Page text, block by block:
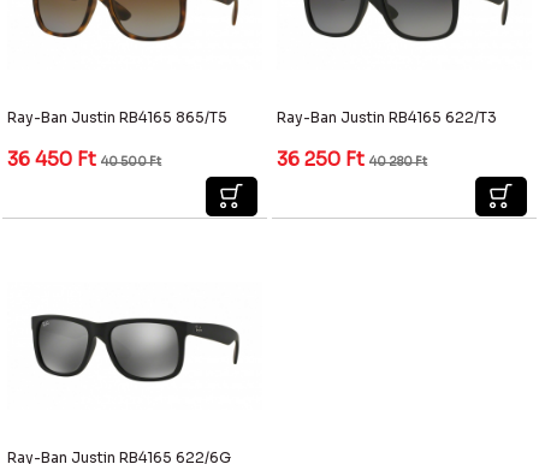
Ray-Ban Justin RB4165 865/T5
36 450 Ft 40 500Ft
Ray-Ban Justin RB4165 622/T3
36 250 Ft 40 280Ft
Ray-Ban Justin RB4165 622/6G